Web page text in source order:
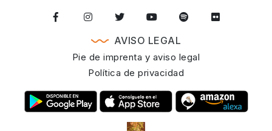
AVISO LEGAL
Pie de imprenta y aviso legal
Política de privacidad